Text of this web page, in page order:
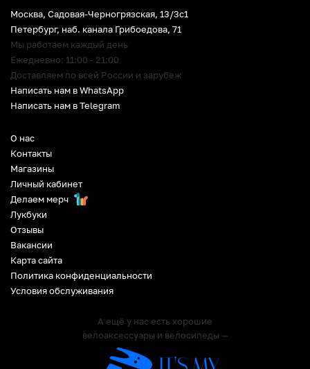
О нас
Контакты
Магазины
Личный кабинет
Делаем мерч
Лукбуки
Отзывы
Вакансии
Карта сайта
Политика конфиденциальности
Условия обслуживания
А ещё у нас есть хорошие
велоаксессуары и велосипеды —
Москва, Садовая-Черногрязская, 13/3c1
Петербург, наб. канала Грибоедова, 71
Мы работаем каждый день
Ежедневно: 11:00 - 21:00
Доставляем по всей России и зарубеж
Написать нам в WhatsApp
Написать нам в Telegram